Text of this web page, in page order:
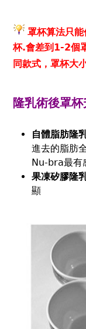
罩杯算法只
杯.會差到1-2個
同款式，罩杯大
隆乳術後罩
自體脂肪隆
進去的脂肪
Nu-bra最有
果凍矽膠隆
顯